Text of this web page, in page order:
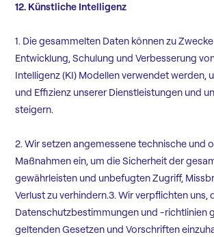
12. Künstliche Intelligenz
1. Die gesammelten Daten können zu
Entwicklung, Schulung und Verbesserung
Intelligenz (KI) Modellen verwendet werden,
und Effizienz unserer Dienstleistungen und
steigern.
2. Wir setzen angemessene technische und
Maßnahmen ein, um die Sicherheit der
gewährleisten und unbefugten Zugriff,
Verlust zu verhindern.3. Wir verpflichten uns,
Datenschutzbestimmungen und -richtlinien
geltenden Gesetzen und Vorschriften